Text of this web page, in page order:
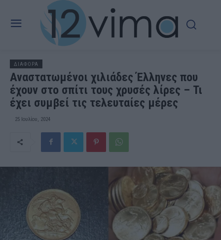
ΔΙΑΦΟΡΑ
Αναστατωμένοι χιλιάδες Έλληνες που
έχουν στο σπίτι τους χρυσές λίρες – Τι
έχει συμβεί τις τελευταίες μέρες
25 Ιουλίου, 2024